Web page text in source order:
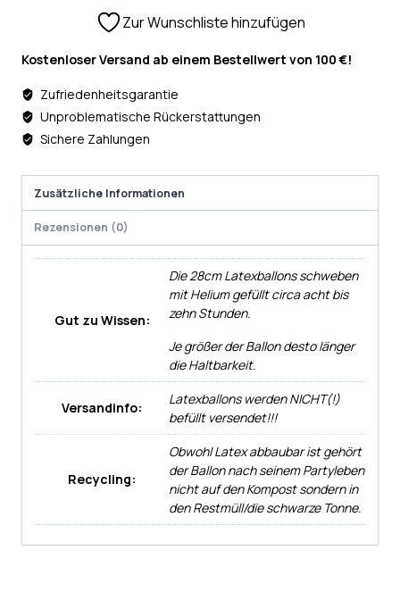
Zur Wunschliste hinzufügen
Kostenloser Versand ab einem Bestellwert von 100 €!
Zufriedenheitsgarantie
Unproblematische Rückerstattungen
Sichere Zahlungen
Zusätzliche Informationen
Rezensionen (0)
Gut zu Wissen:
Die 28cm Latexballons schweben
mit Helium gefüllt circa acht bis
zehn Stunden.
Je größer der Ballon desto länger
die Haltbarkeit.
Versandinfo:
Latexballons werden NICHT(!)
befüllt versendet!!!
Recycling:
Obwohl Latex abbaubar ist gehört
der Ballon nach seinem Partyleben
nicht auf den Kompost sondern in
den Restmüll/die schwarze Tonne.